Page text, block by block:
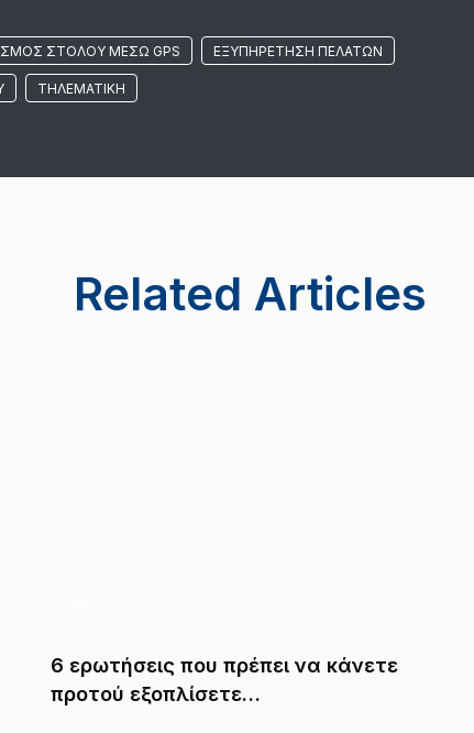
ΣΤΌΛΟΥ ΜΈΣΩ GPS ΕΞΥΠΗΡΈΤΗΣΗ ΠΕΛΑΤΏΝ
ΤΗΛΕΜΑΤΙΚΉ
Related Articles
6 ερωτήσεις που πρέπει να κάνετε
προτού εξοπλίσετε…